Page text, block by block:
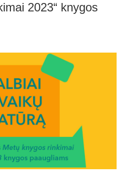
2023“ knygos